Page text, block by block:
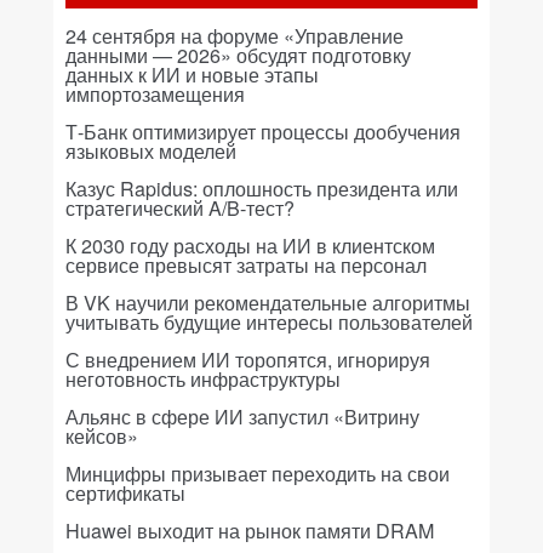
24 сентября на форуме «Управление
данными — 2026» обсудят подготовку
данных к ИИ и новые этапы
импортозамещения
Т-Банк оптимизирует процессы дообучения
языковых моделей
Казус Rapidus: оплошность президента или
стратегический A/B-тест?
К 2030 году расходы на ИИ в клиентском
сервисе превысят затраты на персонал
В VK научили рекомендательные алгоритмы
учитывать будущие интересы пользователей
С внедрением ИИ торопятся, игнорируя
неготовность инфраструктуры
Альянс в сфере ИИ запустил «Витрину
кейсов»
Минцифры призывает переходить на свои
сертификаты
Huawei выходит на рынок памяти DRAM